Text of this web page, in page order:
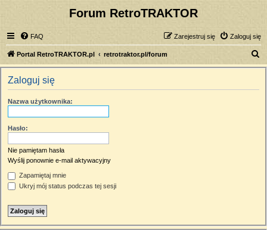
Forum RetroTRAKTOR
FAQ Zaloguj się
Zarejestruj się
Portal RetroTRAKTOR.pl retrotraktor.pl/forum
z
Zaloguj się
Nazwa użytkownika:
Hasło:
Nie pamiętam hasła
Wyślij ponownie e-mail aktywacyjny
Zapamiętaj mnie
Ukryj mój status podczas tej sesji